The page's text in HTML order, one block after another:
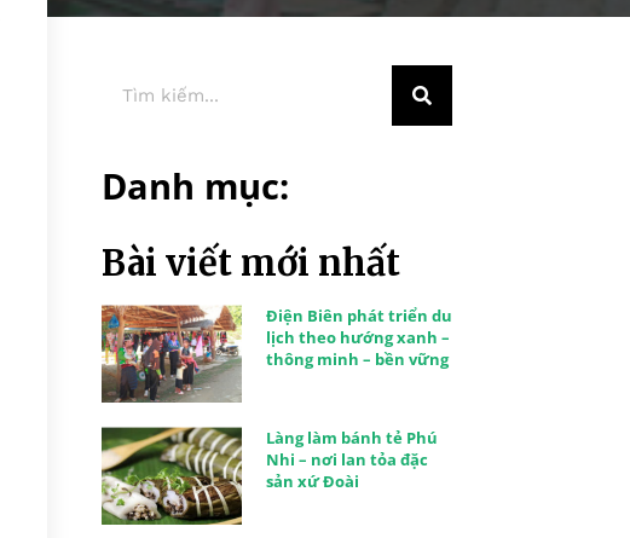
Danh mục:
Bài viết mới nhất
Điện Biên phát triển du
lịch theo hướng xanh –
thông minh – bền vững
Làng làm bánh tẻ Phú
Nhi – nơi lan tỏa đặc
sản xứ Đoài